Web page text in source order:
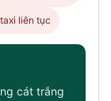
liên tục
cát trắng